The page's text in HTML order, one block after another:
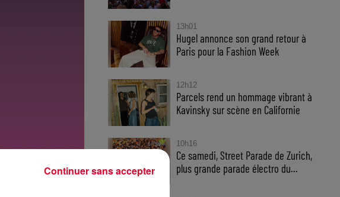
13h01
Hugel annonce son grand retour à
Paris pour la Fashion Week
12h12
Parcels rend un hommage vibrant à
Kavinsky sur scène en Californie
10h16
Ce samedi, Street Parade de Zurich,
plus grande parade électro du...
Continuer sans accepter